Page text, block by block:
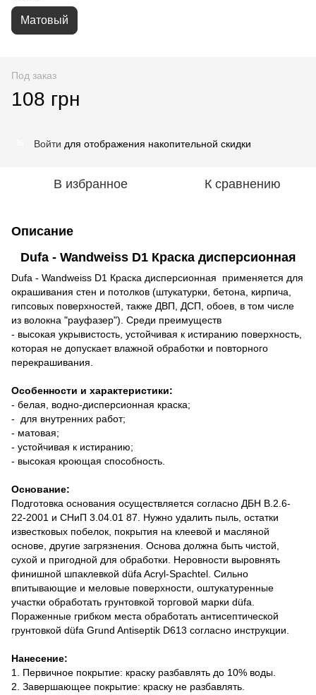
Матовый
Под заказ
108 грн
Войти для отображения накопительной скидки
В избранное К сравнению
Описание
Dufa - Wandweiss D1 Краска дисперсионная
Dufa - Wandweiss D1 Краска дисперсионная применяется для
окрашивания стен и потолков (штукатурки, бетона, кирпича,
гипсовых поверхностей, также ДВП, ДСП, обоев, в том числе
из волокна "рауфазер"). Среди преимуществ
- высокая укрывистость, устойчивая к истиранию поверхность,
которая не допускает влажной обработки и повторного
перекрашивания.
Особенности и характеристики:
- белая, водно-дисперсионная краска;
- для внутренних работ;
- матовая;
- устойчивая к истиранию;
- высокая кроющая способность.
Основание:
Подготовка основания осуществляется согласно ДБН В.2.6-
22-2001 и СНиП 3.04.01 87. Нужно удалить пыль, остатки
известковых побелок, покрытия на клеевой и масляной
основе, другие загрязнения. Основа должна быть чистой,
сухой и пригодной для обработки. Неровности выровнять
финишной шпаклевкой düfa Acryl-Spachtel. Сильно
впитывающие и меловые поверхности, оштукатуренные
участки обработать грунтовкой торговой марки düfa.
Пораженные грибком места обработать антисептической
грунтовкой düfa Grund Antiseptik D613 согласно инструкции.
Нанесение:
1. Первичное покрытие: краску разбавлять до 10% воды.
2. Завершающее покрытие: краску не разбавлять.